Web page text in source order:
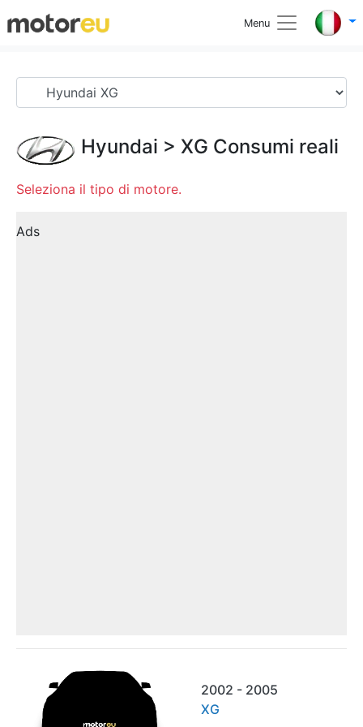
Menu
Hyundai > XG Consumi reali
Seleziona il tipo di motore.
Ads
2002 - 2005
XG